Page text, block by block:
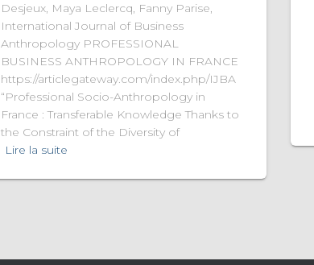
Desjeux, Maya Leclercq, Fanny Parise,
International Journal of Business
Anthropology PROFESSIONAL
BUSINESS ANTHROPOLOGY IN FRANCE
https://articlegateway.com/index.php/IJBA
“Professional Socio-Anthropology in
France : Transferable Knowledge Thanks to
the Constraint of the Diversity of
Lire la suite